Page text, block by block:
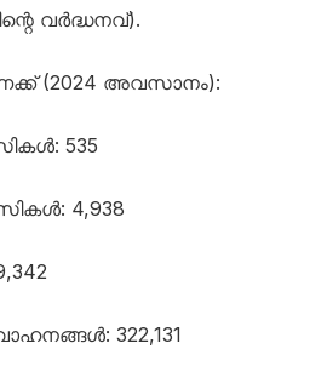
വർദ്ധനവ്).
(2024 അവസാനം):
535
4,938
322,131